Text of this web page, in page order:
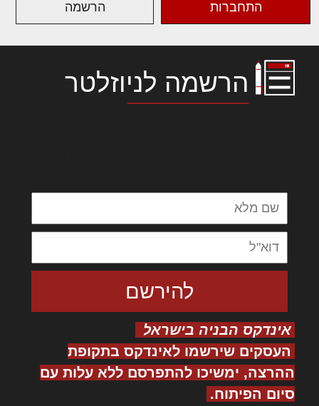
התחברות הרשמה
הרשמה לניוזלטר
אינדקס הבניה בישראל
העסקים שירשמו לאינדקס בתקופת
ההרצה, ימשיכו להתפרסם ללא עלות עם
סיום הפיתוח.